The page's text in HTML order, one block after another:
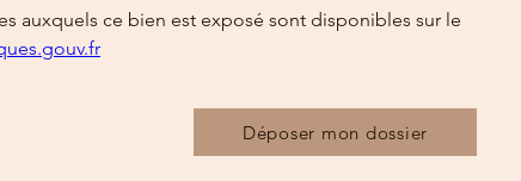
auxquels ce bien est exposé sont disponibles sur le
Déposer mon dossier